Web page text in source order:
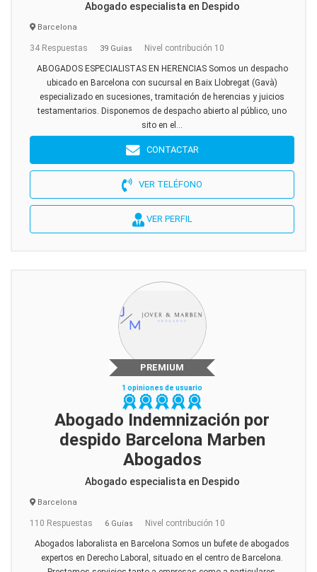
Abogado especialista en Despido
Barcelona
34 Respuestas 39 Guías Nivel contribución 10
ABOGADOS ESPECIALISTAS EN HERENCIAS Somos un despacho
ubicado en Barcelona con sucursal en Baix Llobregat (Gavà)
especializado en sucesiones, tramitación de herencias y juicios
testamentarios. Disponemos de despacho abierto al público, uno
sito en el...
CONTACTAR
VER TELÉFONO
VER PERFIL
PREMIUM
1 opiniones de usuario
Abogado Indemnización por
despido Barcelona Marben
Abogados
Abogado especialista en Despido
Barcelona
110 Respuestas 6 Guías Nivel contribución 10
Abogados laboralista en Barcelona Somos un bufete de abogados
expertos en Derecho Laboral, situado en el centro de Barcelona.